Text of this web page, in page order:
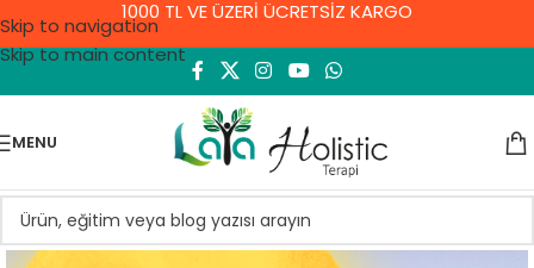
Skip to navigation
Skip to main content
1000 TL VE ÜZERİ ÜCRETSİZ KARGO
MENU